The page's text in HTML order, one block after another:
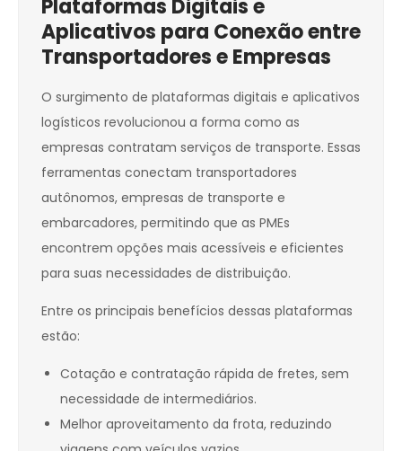
Plataformas Digitais e
Aplicativos para Conexão entre
Transportadores e Empresas
O surgimento de plataformas digitais e aplicativos
logísticos revolucionou a forma como as
empresas contratam serviços de transporte. Essas
ferramentas conectam transportadores
autônomos, empresas de transporte e
embarcadores, permitindo que as PMEs
encontrem opções mais acessíveis e eficientes
para suas necessidades de distribuição.
Entre os principais benefícios dessas plataformas
estão:
Cotação e contratação rápida de fretes, sem
necessidade de intermediários.
Melhor aproveitamento da frota, reduzindo